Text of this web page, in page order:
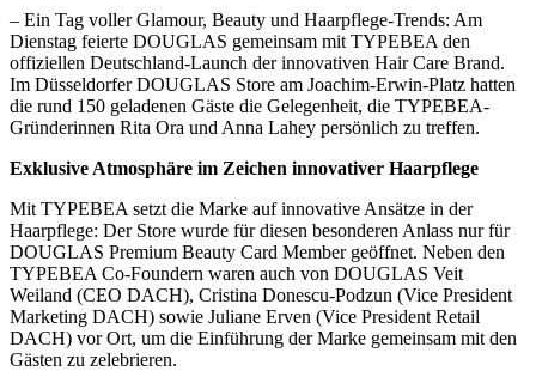
– Ein Tag voller Glamour, Beauty und Haarpflege-Trends: Am
Dienstag feierte DOUGLAS gemeinsam mit TYPEBEA den
offiziellen Deutschland-Launch der innovativen Hair Care Brand.
Im Düsseldorfer DOUGLAS Store am Joachim-Erwin-Platz hatten
die rund 150 geladenen Gäste die Gelegenheit, die TYPEBEA-
Gründerinnen Rita Ora und Anna Lahey persönlich zu treffen.
Exklusive Atmosphäre im Zeichen innovativer Haarpflege
Mit TYPEBEA setzt die Marke auf innovative Ansätze in der
Haarpflege: Der Store wurde für diesen besonderen Anlass nur für
DOUGLAS Premium Beauty Card Member geöffnet. Neben den
TYPEBEA Co-Foundern waren auch von DOUGLAS Veit
Weiland (CEO DACH), Cristina Donescu-Podzun (Vice President
Marketing DACH) sowie Juliane Erven (Vice President Retail
DACH) vor Ort, um die Einführung der Marke gemeinsam mit den
Gästen zu zelebrieren.